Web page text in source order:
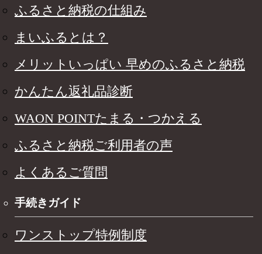
ふるさと納税の仕組み
まいふるとは？
メリットいっぱい 早めのふるさと納税
かんたん返礼品診断
WAON POINTたまる・つかえる
ふるさと納税ご利用者の声
よくあるご質問
手続きガイド
ワンストップ特例制度